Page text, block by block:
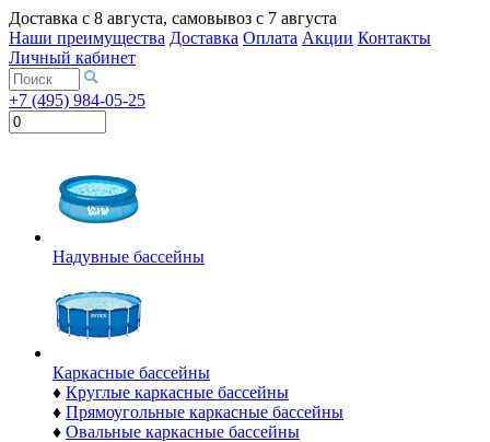
Доставка с 8 августа, самовывоз с 7 августа
Наши преимущества Доставка Оплата Акции Контакты
Личный кабинет
+7 (495) 984-05-25
Надувные бассейны
Каркасные бассейны
♦ Круглые каркасные бассейны
♦ Прямоугольные каркасные бассейны
♦ Овальные каркасные бассейны